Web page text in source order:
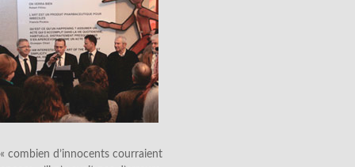
« combien d’innocents courraient